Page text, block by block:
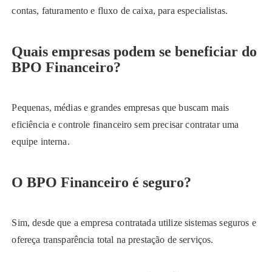
contas, faturamento e fluxo de caixa, para especialistas.
Quais empresas podem se beneficiar do
BPO Financeiro?
Pequenas, médias e grandes empresas que buscam mais
eficiência e controle financeiro sem precisar contratar uma
equipe interna.
O BPO Financeiro é seguro?
Sim, desde que a empresa contratada utilize sistemas seguros e
ofereça transparência total na prestação de serviços.